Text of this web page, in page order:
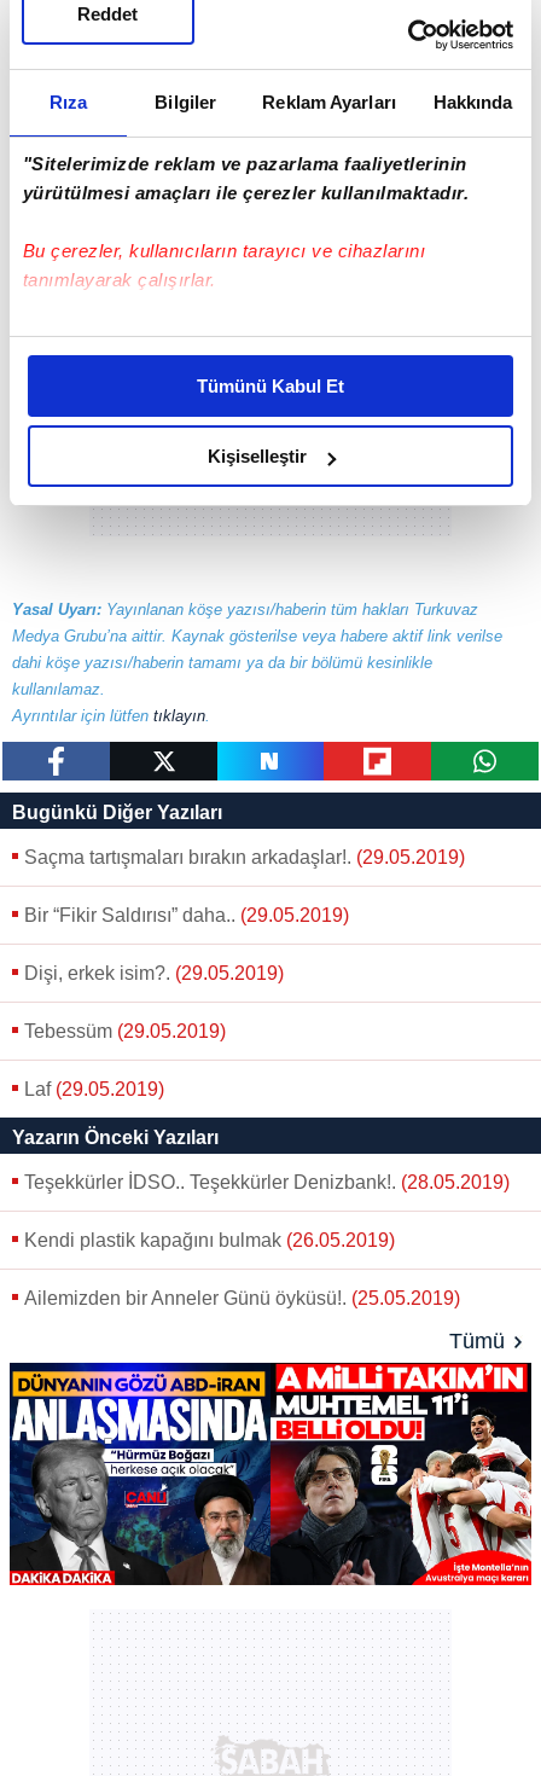
Rıza Bilgiler Reklam Ayarları Hakkında
"Sitelerimizde reklam ve pazarlama faaliyetlerinin
yürütülmesi amaçları ile çerezler kullanılmaktadır.
Bu çerezler, kullanıcıların tarayıcı ve cihazlarını
tanımlayarak çalışırlar.
Bu çerezlere izin vermeniz halinde sizlere özel
daha iyi reklam deneyimi yaşatabiliriz. Bunu yaparken
amacımızın size daha iyi bir reklam deneyimi sunmak
olduğunu ve sizlere en iyi içerikleri sunabilmek adına
elimizden gelen çabayı gösterdiğimizi ve bu noktada,
reklamların maliyetlerimizi karşılamak noktasında tek gelir
kalemimiz olduğunu sizlere hatırlatmak isteriz.
Her halükârda, kullanıcılar, bu çerezlere izin vermedikleri
takdirde, kullanıcılara hedefli reklamlar
gösterilmeyecektir."
Sizlere daha iyi bir hizmet sunabilmek için İnternet
Sitemizde kendimize ve üçüncü kişilere ait çerezler
kullanılmaktadır. Bu çerezler vasıtasıyla çeşitli kişisel
verileriniz işlenmekte olup gerekli olan çerezler bilgi
toplumu hizmetlerinin sunulması amacıyla
kullanılmaktadır. Diğer çerezler, sitemizin daha işlevsel
kılınması ve kişiselleştirilmesi ve sizlere yönelik
reklam/pazarlama faaliyetlerinin yapılması, amaçlarıyla
sınırlı olarak açık rızanız dahilinde kullanılacaktır.
Çerezlere ilişkin tercihlerinizi aşağıda yer alan panel
vasıtasıyla belirleyebilirsiniz. Çerezlere ilişkin detaylı bilgi
için Ayarlar butonuna tıklayabilir,Çerez Bilgilendirme
Metnimiziziyaret edebilirsiniz.
6698 sayılı Kişisel Verilerin Korunması Kanunu uyarınca
hazırlanmış Aydınlatma Metnimizi okumak ve sitemizde
ilgili mevzuata uygun olarak kullanılan çerezlerle ilgili bilgi
almak için lütfentıklayınız.
Tümünü Kabul Et
Kişiselleştir
Reddet
Yeri düşünce karşılaştırarak okurum.
Siz de bulun, okuyun Türkçe mealleri..
Okuyun, ailenize okutun.
Yüce İslam Dinini, kaynağından öğrenmemiz
gerek..
Yasal Uyarı: Yayınlanan köşe yazısı/haberin tüm hakları Turkuvaz
Medya Grubu’na aittir. Kaynak gösterilse veya habere aktif link verilse
dahi köşe yazısı/haberin tamamı ya da bir bölümü kesinlikle
kullanılamaz.
Ayrıntılar için lütfen tıklayın.
Bugünkü Diğer Yazıları
Saçma tartışmaları bırakın arkadaşlar!. (29.05.2019)
Bir “Fikir Saldırısı” daha.. (29.05.2019)
Dişi, erkek isim?. (29.05.2019)
Tebessüm (29.05.2019)
Laf (29.05.2019)
Yazarın Önceki Yazıları
Teşekkürler İDSO.. Teşekkürler Denizbank!. (28.05.2019)
Kendi plastik kapağını bulmak (26.05.2019)
Ailemizden bir Anneler Günü öyküsü!. (25.05.2019)
Tümü